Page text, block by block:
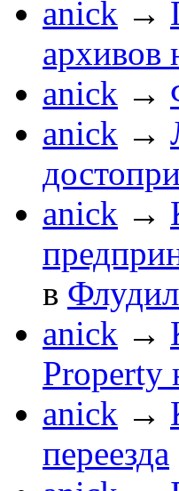
anick →
архивов
anick →
anick →
anick →
в
anick →
Property
anick →
переезда